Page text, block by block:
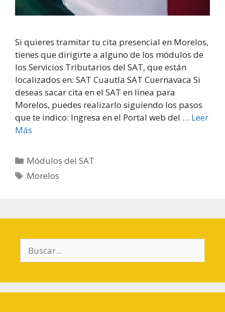
Si quieres tramitar tu cita presencial en Morelos,
tienes que dirigirte a alguno de los módulos de
los Servicios Tributarios del SAT, que están
localizados en: SAT Cuautla SAT Cuernavaca Si
deseas sacar cita en el SAT en línea para
Morelos, puedes realizarlo siguiendo los pasos
que te indico: Ingresa en el Portal web del … Leer
Más
Categorías
Módulos del SAT
Etiquetas
Morelos